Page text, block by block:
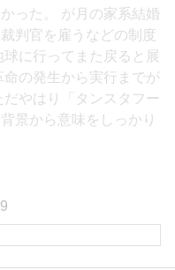
った。 が月の家系結婚
判官を雇うなどの制度
に行ってまた戻ると展
命の発生から実行までが
やはり「タンスタフー
景から意味をしっかり